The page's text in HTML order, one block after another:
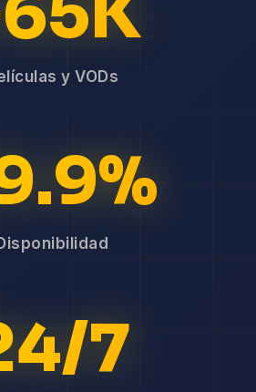
y VODs
7